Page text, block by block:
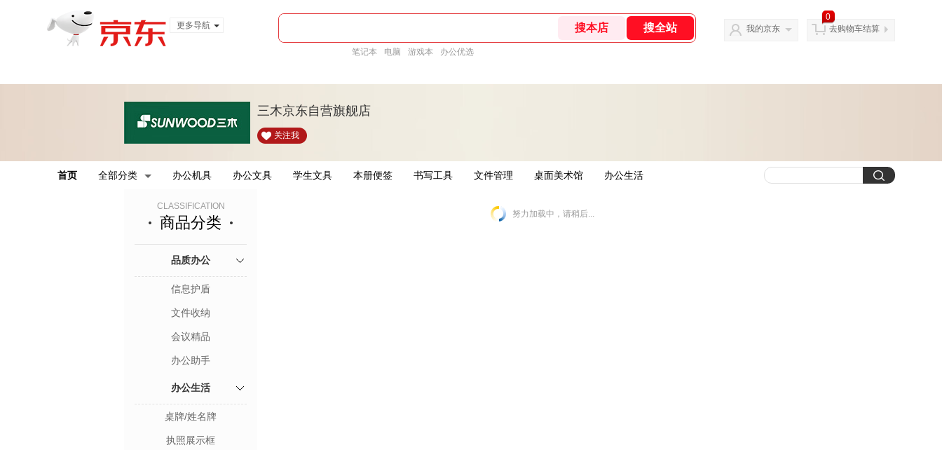
更多导航
笔记本 电脑 游戏本 办公优选
我的京东
0
去购物车结算
三木京东自营旗舰店
关注我
首页 全部分类 办公机具 办公文具 学生文具 本册便签 书写工具 文件管理 桌面美术馆 办公生活
CLASSIFICATION
商品分类
品质办公
信息护盾
文件收纳
会议精品
办公助手
办公生活
桌牌/姓名牌
执照展示框
努力加载中，请稍后...